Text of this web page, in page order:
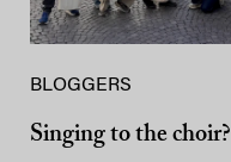
BLOGGERS
Singing to the choir?